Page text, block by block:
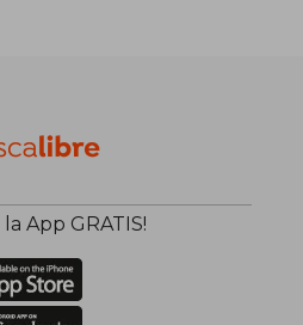
App GRATIS!